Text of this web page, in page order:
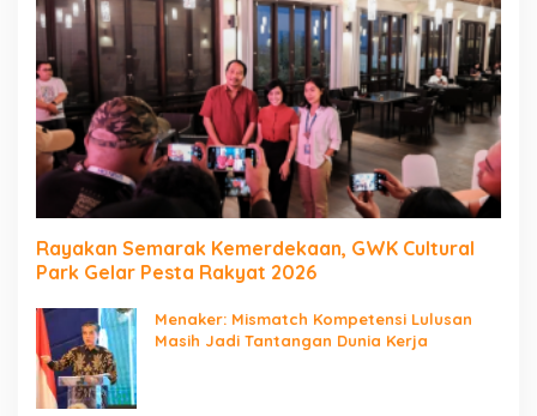
Rayakan Semarak Kemerdekaan, GWK Cultural
Park Gelar Pesta Rakyat 2026
Menaker: Mismatch Kompetensi Lulusan
Masih Jadi Tantangan Dunia Kerja